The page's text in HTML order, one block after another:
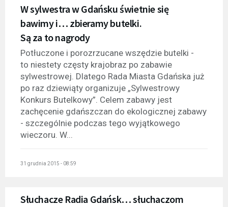
W sylwestra w Gdańsku świetnie się
bawimy i… zbieramy butelki.
Są za to nagrody
Potłuczone i porozrzucane wszędzie butelki -
to niestety częsty krajobraz po zabawie
sylwestrowej. Dlatego Rada Miasta Gdańska już
po raz dziewiąty organizuje „Sylwestrowy
Konkurs Butelkowy”. Celem zabawy jest
zachęcenie gdańszczan do ekologicznej zabawy
- szczególnie podczas tego wyjątkowego
wieczoru. W...
31 grudnia 2015 - 08:59
Słuchacze Radia Gdańsk… słuchaczom